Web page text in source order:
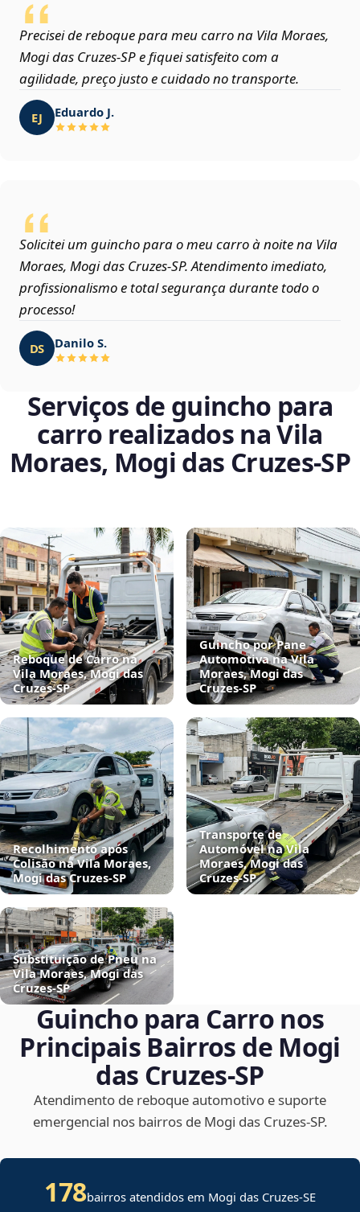
Precisei de reboque para meu carro na Vila Moraes,
Mogi das Cruzes‑SP e fiquei satisfeito com a
agilidade, preço justo e cuidado no transporte.
EJ Eduardo J.
Solicitei um guincho para o meu carro à noite na Vila
Moraes, Mogi das Cruzes‑SP. Atendimento imediato,
profissionalismo e total segurança durante todo o
processo!
DS Danilo S.
Serviços de guincho para
carro realizados na Vila
Moraes, Mogi das Cruzes‑SP
Reboque de Carro na
Vila Moraes, Mogi das
Cruzes‑SP
Guincho por Pane
Automotiva na Vila
Moraes, Mogi das
Cruzes‑SP
Recolhimento após
Colisão na Vila Moraes,
Mogi das Cruzes‑SP
Transporte de
Automóvel na Vila
Moraes, Mogi das
Cruzes‑SP
Substituição de Pneu na
Vila Moraes, Mogi das
Cruzes‑SP
Guincho para Carro nos
Principais Bairros de Mogi
das Cruzes‑SP
Atendimento de reboque automotivo e suporte
emergencial nos bairros de Mogi das Cruzes‑SP.
178bairros atendidos em Mogi das Cruzes-SE